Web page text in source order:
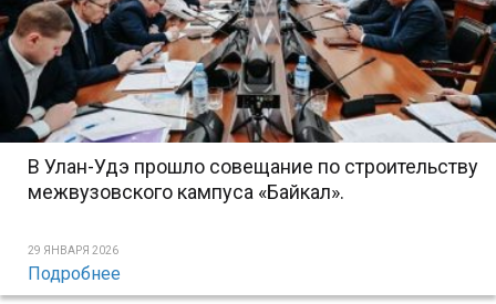
В Улан-Удэ прошло совещание по строительству
межвузовского кампуса «Байкал».
29 ЯНВАРЯ 2026
Подробнее